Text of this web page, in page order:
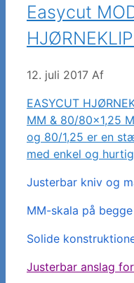
Easycut
12. juli 2017 Af
EASYCUT
MM & 80/80×1,25
og 80/1,25 er en
med enkel og
Justerbar kniv og
MM-skala på
Solide
Justerbar anslag